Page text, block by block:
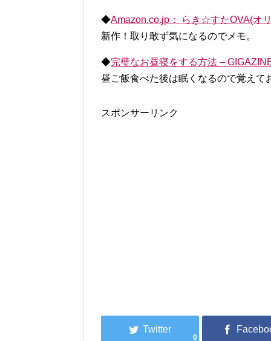
◆Amazon.co.jp： らき☆すたOVA(オ
新作！取り敢ず気になるのでメモ。
◆完璧なお昼寝をする方法 –
昼ご飯食べた後は眠くなるので覚えて
スポンサーリンク
0